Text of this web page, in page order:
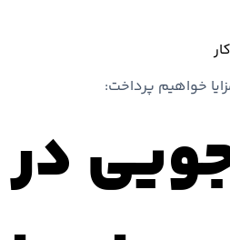
خواهیم پرداخت:
در